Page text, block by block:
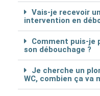
Vais-je recevoir
intervention en
Comment puis-je
son débouchage ?
Je cherche un
WC, combien ça va